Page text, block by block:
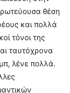
θέση
και πολλά
τόνοι της
ταυτόχρονα
λένε πολλά.